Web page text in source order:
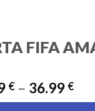
FIFA
€ – 36.99 €